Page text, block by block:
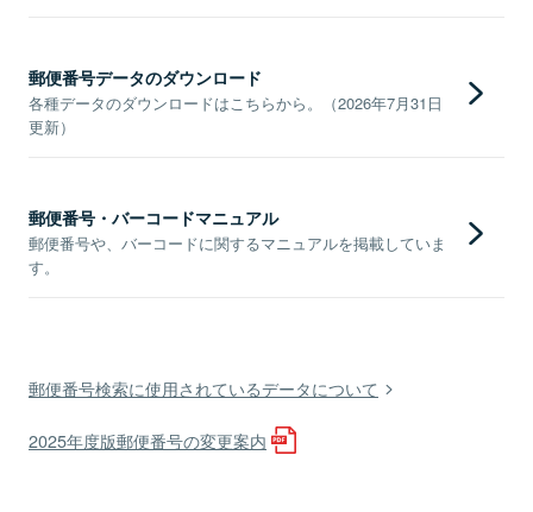
郵便番号データのダウンロード
各種データのダウンロードはこちらから。（2026年7月31日
更新）
郵便番号・バーコードマニュアル
郵便番号や、バーコードに関するマニュアルを掲載していま
す。
郵便番号検索に使用されているデータについて
2025年度版郵便番号の変更案内